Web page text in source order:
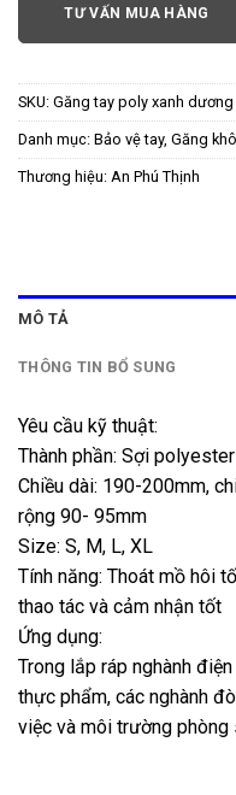
TƯ VẤN MUA HÀNG
SKU: Găng tay poly xanh dương
Danh mục: Bảo vệ tay, Găng
Thương hiệu: An Phú Thịnh
MÔ TẢ
THÔNG TIN BỔ SUNG
Yêu cầu kỹ thuật:
Thành phần: Sợi
Chiều dài: 190-200mm,
rộng 90- 95mm
Size: S, M, L, XL
Tính năng: Thoát mồ hôi
thao tác và cảm nhận tốt
Ứng dụng:
Trong lắp ráp nghành
thực phẩm, các nghành
việc và môi trường phòng